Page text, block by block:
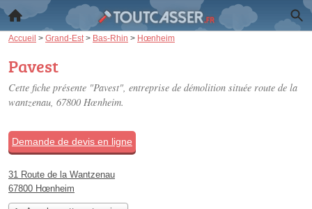
Accueil > Grand-Est > Bas-Rhin > Hœnheim
Pavest
Cette fiche présente "Pavest", entreprise de démolition située route de la
wantzenau, 67800 Hœnheim.
Demande de devis en ligne
31 Route de la Wantzenau
67800 Hœnheim